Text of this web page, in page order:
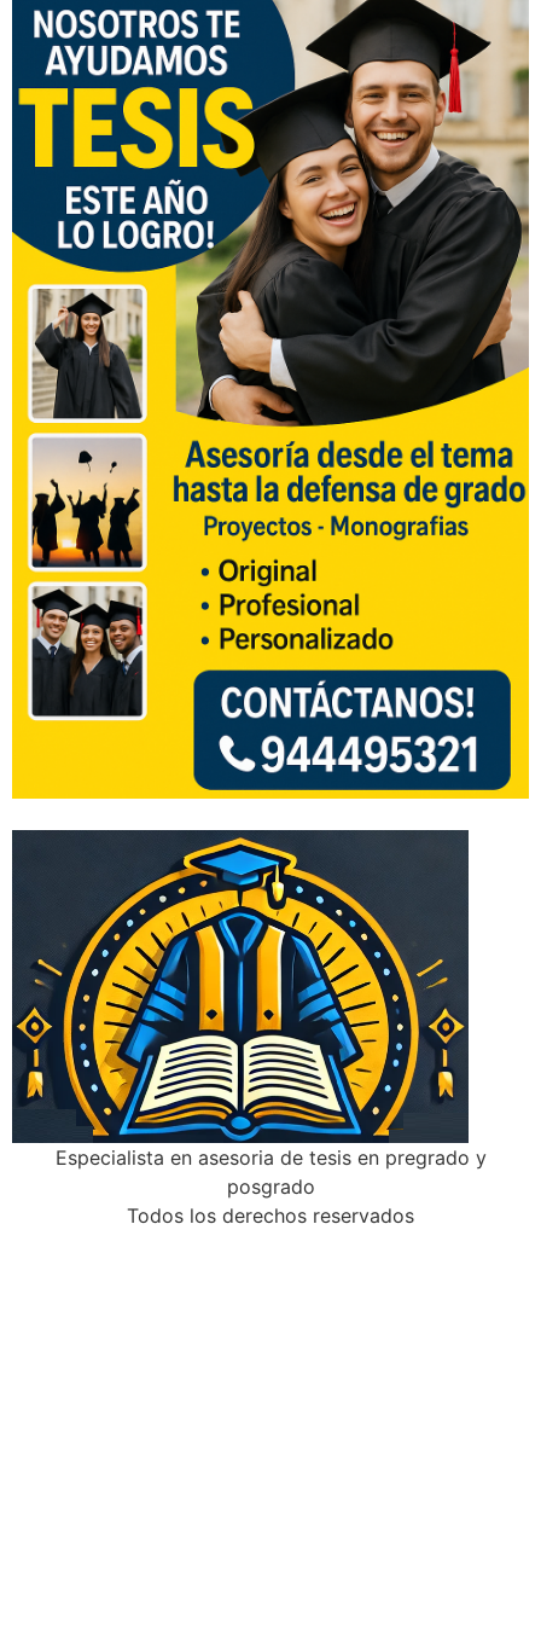
Especialista en asesoria de tesis en pregrado y
posgrado
Todos los derechos reservados